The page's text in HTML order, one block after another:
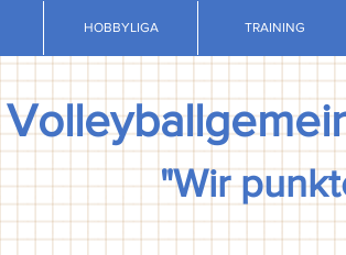
HOBBYLIGA TRAINING
"Wir